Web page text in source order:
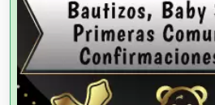
Agencias de Publicidad
Agencias de Viajes